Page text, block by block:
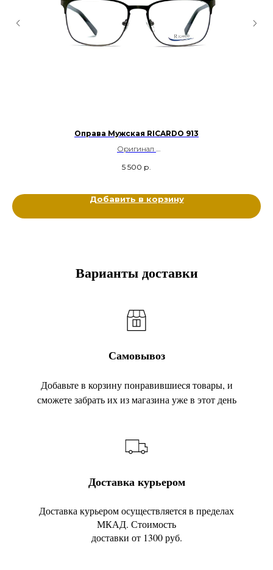
Оправа Мужская RICARDO 913
Оригинал
Цвет: Бронза
5 500 р.
Добавить в корзину
Варианты доставки
Самовывоз
Добавьте в корзину понравившиеся товары, и
сможете забрать их из магазина уже в этот день
Доставка курьером
Доставка курьером осуществляется в пределах
МКАД. Стоимость
доставки от 1300 руб.